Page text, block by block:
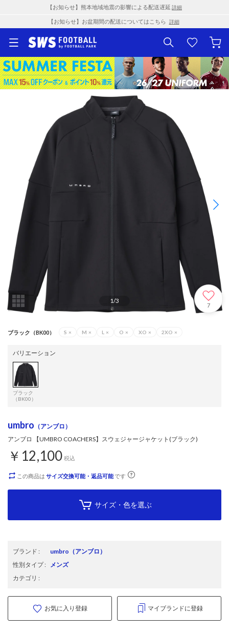
【お知らせ】熊本地域地震の影響による配送遅延 詳細
【お知らせ】お盆期間の配送についてはこちら 詳細
1/3
7
ブラック（BK00） S × M × L × O × XO × 2XO ×
バリエーション
ブラック
（BK00）
umbro （アンブロ）
アンブロ 【UMBRO COACHERS】スウェジャージャケット(ブラック)
￥12,100 税込
この商品は サイズ交換可能・返品可能です
サイズ・色を選ぶ
ブランド : umbro （アンブロ）
性別タイプ: メンズ
カテゴリ :
お気に入り登録 マイブランドに登録